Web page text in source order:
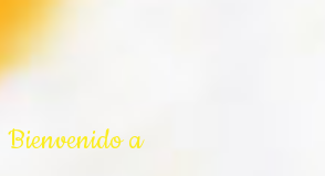
Bienvenido a